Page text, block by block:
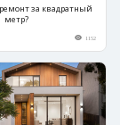
за квадратный
метр?
1152